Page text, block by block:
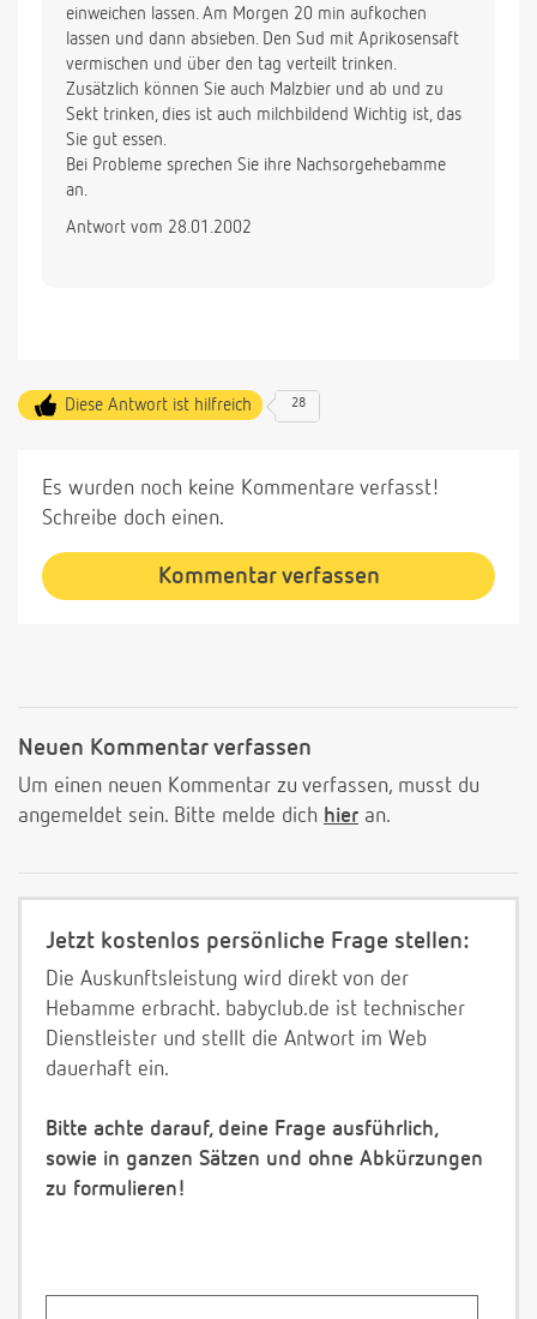
einweichen lassen. Am Morgen 20 min aufkochen
lassen und dann absieben. Den Sud mit Aprikosensaft
vermischen und über den tag verteilt trinken.
Zusätzlich können Sie auch Malzbier und ab und zu
Sekt trinken, dies ist auch milchbildend Wichtig ist, das
Sie gut essen.
Bei Probleme sprechen Sie ihre Nachsorgehebamme
an.
Antwort vom 28.01.2002
Diese Antwort ist hilfreich 28
Es wurden noch keine Kommentare verfasst!
Schreibe doch einen.
Kommentar verfassen
Neuen Kommentar verfassen
Um einen neuen Kommentar zu verfassen, musst du
angemeldet sein. Bitte melde dich hier an.
Jetzt kostenlos persönliche Frage stellen:
Die Auskunftsleistung wird direkt von der
Hebamme erbracht. babyclub.de ist technischer
Dienstleister und stellt die Antwort im Web
dauerhaft ein.
Bitte achte darauf, deine Frage ausführlich,
sowie in ganzen Sätzen und ohne Abkürzungen
zu formulieren!